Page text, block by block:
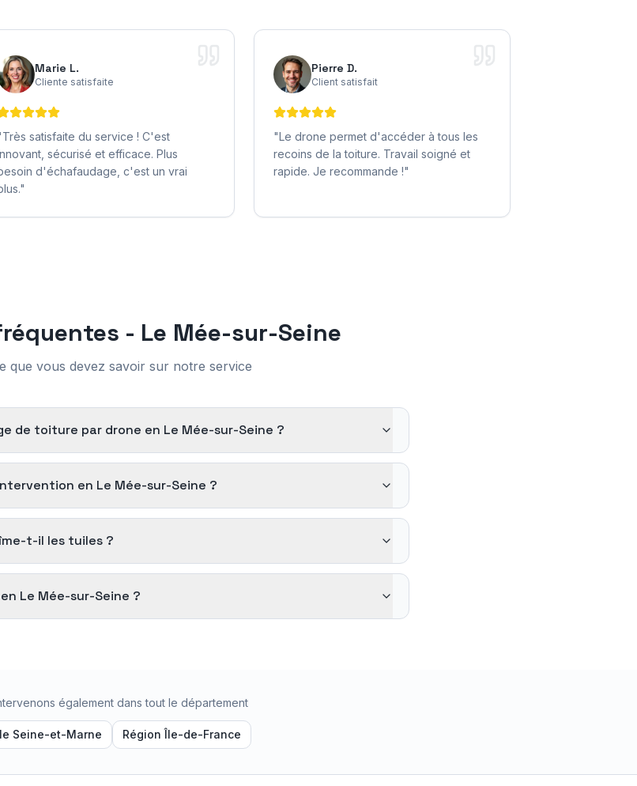
Marie L.
Cliente satisfaite
Très satisfaite du service ! C'est
sécurisé et efficace. Plus
d'échafaudage, c'est un vrai
"
Pierre D.
Client satisfait
"Le drone permet d'accéder à tous les
recoins de la toiture. Travail soigné et
rapide. Je recommande !"
- Le Mée-sur-Seine
que vous devez savoir sur notre service
de toiture par drone en Le Mée-sur-Seine ?
en Le Mée-sur-Seine ?
t-il les tuiles ?
Le Mée-sur-Seine ?
également dans tout le département
Seine-et-Marne RégionÎle-de-France